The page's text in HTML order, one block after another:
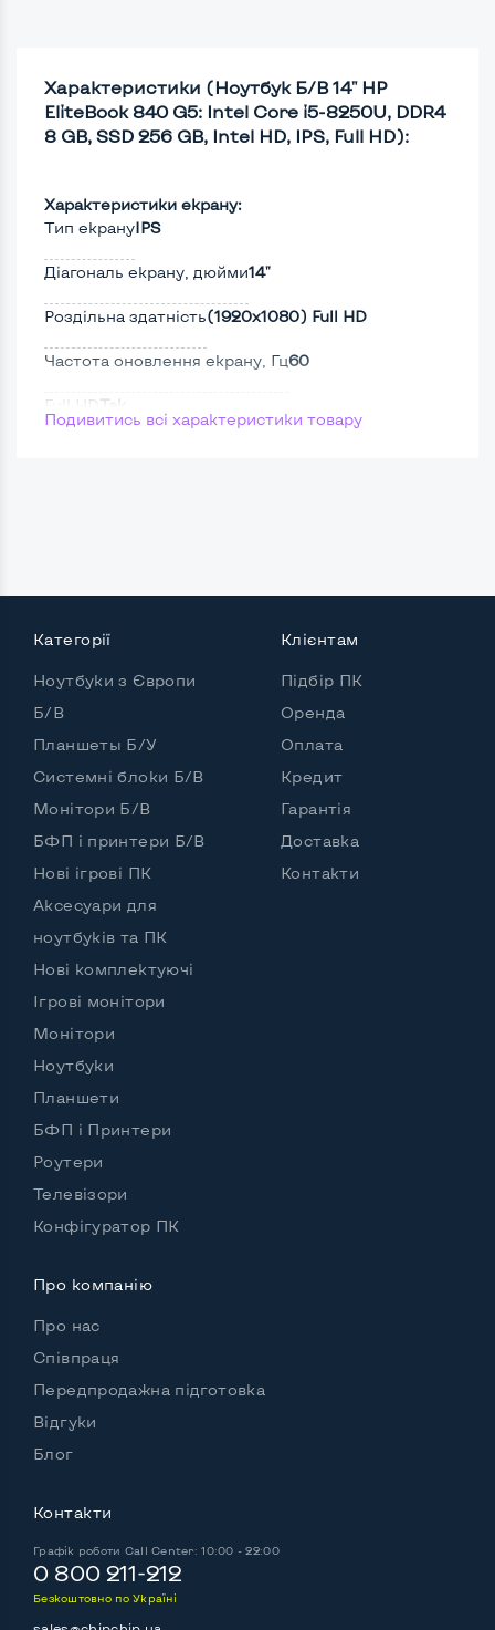
Характеристики (Ноутбук Б/В 14" HP
EliteBook 840 G5: Intel Core i5-8250U, DDR4
8 GB, SSD 256 GB, Intel HD, IPS, Full HD):
Характеристики екрану:
Тип екрануIPS
Діагональ екрану, дюйми14"
Роздільна здатність(1920х1080) Full HD
Частота оновлення екрану, Гц60
Full HD Так
Потужність:
Кількість ядер / потоків 4 ядра / 8 потоків
Частота процесора (базова-максимальна)
Тип оперативної пам'яті
DDR4
Тип накопичувача
Обʼєм накопичувача
Обʼєм HDD
Кількість слотів М_2
Можливості відеокарти:
Тип відеокарти
Відеопроцесор ноутбука
Зручність користування:
Матеріал корпусу
Підсвітка клавіатури
Українські та російські літери на клавіатурі
Повнорозмірна клавіатура NumberPad
Оптичний привідНі
Операційна система
Подивитись всі характеристики товару
Категорії
Ноутбуки з Європи
Б/В
Планшеты Б/У
Системні блоки Б/В
Монітори Б/В
БФП і принтери Б/В
Нові ігрові ПК
Аксесуари для
ноутбуків та ПК
Нові комплектуючі
Ігрові монітори
Монітори
Ноутбуки
Планшети
БФП і Принтери
Роутери
Телевізори
Конфігуратор ПК
Клієнтам
Підбір ПК
Оренда
Оплата
Кредит
Гарантія
Доставка
Контакти
Про компанію
Про нас
Співпраця
Передпродажна підготовка
Відгуки
Блог
Контакти
Графік роботи Call Center: 10:00 - 22:00
0 800 211-212
Безкоштовно по Україні